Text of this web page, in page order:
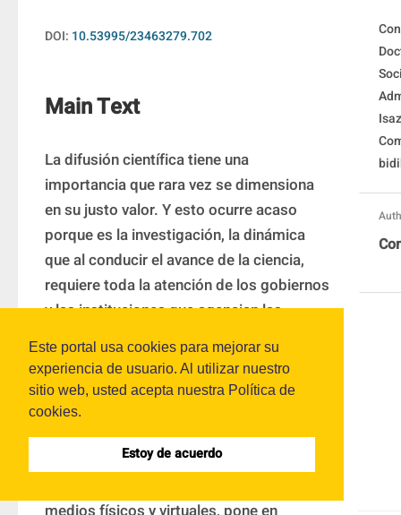
Este portal usa cookies para mejorar su
experiencia de usuario. Al utilizar nuestro
sitio web, usted acepta nuestra Política de
cookies.
Estoy de acuerdo
DOI: 10.53995/23463279.702
Main Text
La difusión científica tiene una
importancia que rara vez se dimensiona
en su justo valor. Y esto ocurre acaso
porque es la investigación, la dinámica
que al conducir el avance de la ciencia,
requiere toda la atención de los gobiernos
y las instituciones que agencian las
políticas públicas que la hacen posible.
Pero poco o nada lograría avanzar el
conocimiento científico sino fuera porque
paralelo a su desarrollo, tiene lugar la
dinámica de la difusión científica que, a
través de revistas especializadas, libros